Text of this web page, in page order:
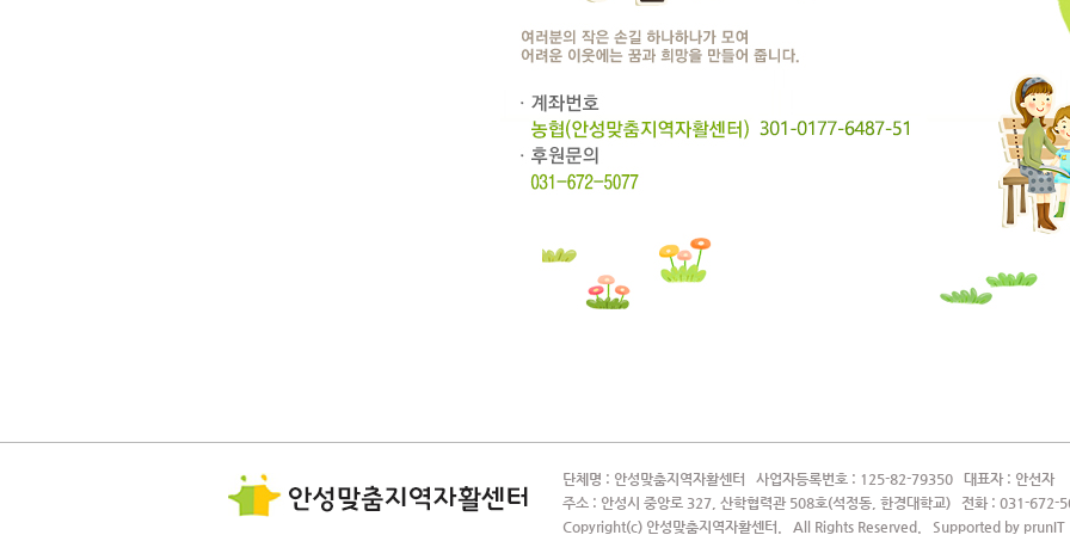
단체명 : 안성맞춤지역자활센터 사업자등록번호 : 125-82-79350 대표자 : 안선자
주소 : 안성시 중앙로 327, 산학협력관 508호(석정동, 한경대학교) 전화 : 031-672-
Copyright(c) 안성맞춤지역자활센터. All Rights Reserved. Supported by prunIT